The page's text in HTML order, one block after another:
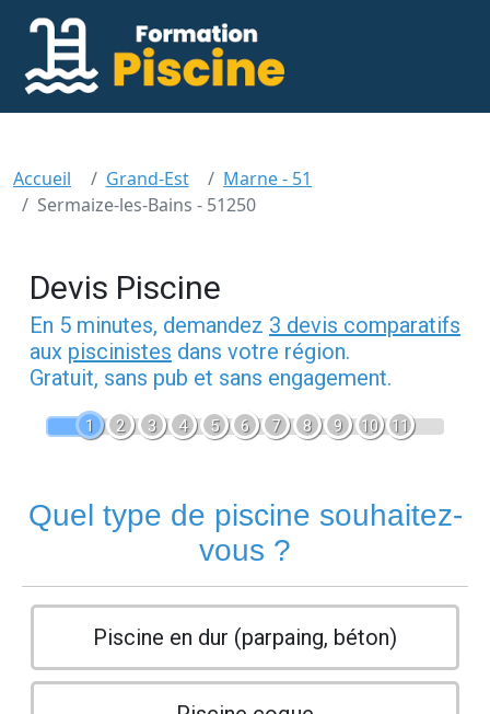
Accueil Grand-Est
Marne - 51
Sermaize-les-Bains - 51250
Devis Piscine
En 5 minutes, demandez 3 devis comparatifs
aux piscinistes dans votre région.
Gratuit, sans pub et sans engagement.
1 2 3 4 5 6 7 8 9 10 11
Quel type de piscine souhaitez-
vous ?
Piscine en dur (parpaing, béton)